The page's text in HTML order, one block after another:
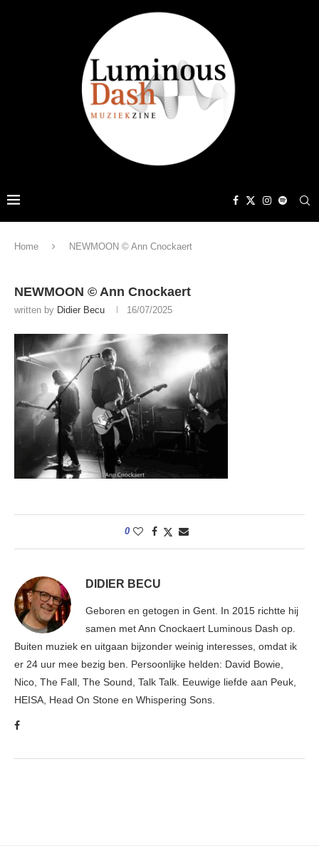
Home NEWMOON © Ann Cnockaert
NEWMOON © Ann Cnockaert
written by Didier Becu 16/07/2025
0
DIDIER BECU
Geboren en getogen in Gent. In 2015 richtte hij
samen met Ann Cnockaert Luminous Dash op.
Buiten muziek en uitgaan bijzonder weinig interesses, omdat ik
er 24 uur mee bezig ben. Persoonlijke helden: David Bowie,
Nico, The Fall, The Sound, Talk Talk. Eeuwige liefde aan Peuk,
HEISA, Head On Stone en Whispering Sons.